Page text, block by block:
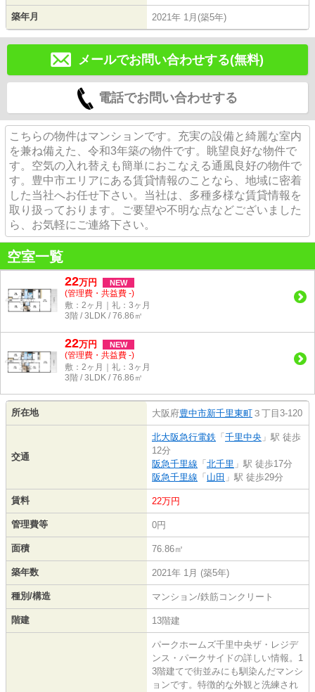
築年月 2021年 1月(築5年)
メールでお問い合わせする(無料)
電話でお問い合わせする
こちらの物件はマンションです。充実の設備と綺麗な室内
を兼ね備えた、令和3年築の物件です。眺望良好な物件で
す。空気の入れ替えも簡単におこなえる通風良好の物件で
す。豊中市エリアにある賃貸情報のことなら、地域に密着
した当社へお任せ下さい。当社は、多種多様な賃貸情報を
取り扱っております。ご要望や不明な点などございました
ら、お気軽にご連絡下さい。
空室一覧
22万円 NEW
(管理費・共益費 -)
敷：2ヶ月｜礼：3ヶ月
3階 / 3LDK / 76.86㎡
22万円 NEW
(管理費・共益費 -)
敷：2ヶ月｜礼：3ヶ月
3階 / 3LDK / 76.86㎡
所在地 大阪府豊中市新千里東町 ３丁目3-120
交通
北大阪急行電鉄 「 千里中央 」駅 徒歩
12分
阪急千里線 「 北千里 」駅 徒歩17分
阪急千里線 「 山田 」駅 徒歩29分
賃料 22万円
管理費等 0円
面積 76.86㎡
築年数 2021年 1月 (築5年)
種別/構造 マンション/鉄筋コンクリート
階建 13階建
パークホームズ千里中央ザ・レジデ
ンス・パークサイドの詳しい情報。1
3階建てで街並みにも馴染んだマンシ
ョンです。特徴的な外観と洗練され